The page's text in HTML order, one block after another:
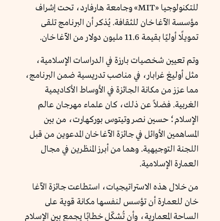
للتكنولوجيا «MIT
»وجامعة هارفارد، تحت إشراف
مؤسسة الآغا خان للثقافة. يُذكر أن البرنامج تلقى
تمويلًا أوليًا بقيمة 11.6 مليون دولار من الآغا خان.
وتم تعيين شخصيات بارزة في الدراسات الإسلامية،
مثل أوليغ غرابار، في مناصب تدريسية ضمن البرنامج،
مما عزز من مكانة الجائزة في الأوساط الأكاديمية
الغربية. فضلاً عن ذلك، كان علماء مهرجان عالم
الإسلام؛ حسين نصر وتيتوس بوركهارت، من بين
المساهمين الأوائل في جائزة الآغا خان المدعوين من قبل
اللجنة التوجيهية. وهما من أبرز المنظرين في مجال
العمارة الإسلامية.
من خلال هذه الاستراتيجيات، استطاعت جائزة الآغا
خان للعمارة أن تؤسس لنفسها مكانة قوية على
الساحة المعمارية، وأن تُشكّل خطابًا يجمع بين الإسلام